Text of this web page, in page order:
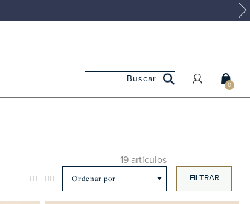
0
FILTRAR
19 artículos